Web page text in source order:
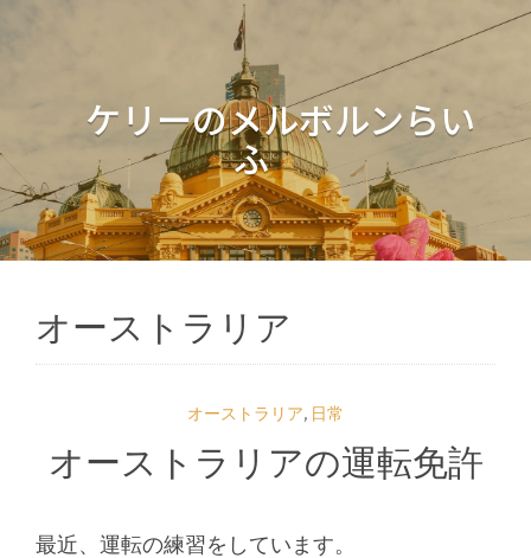
ケリーのメルボルンらい
ふ
オーストラリア
オーストラリア, 日常
オーストラリアの運転免許
最近、運転の練習をしています。